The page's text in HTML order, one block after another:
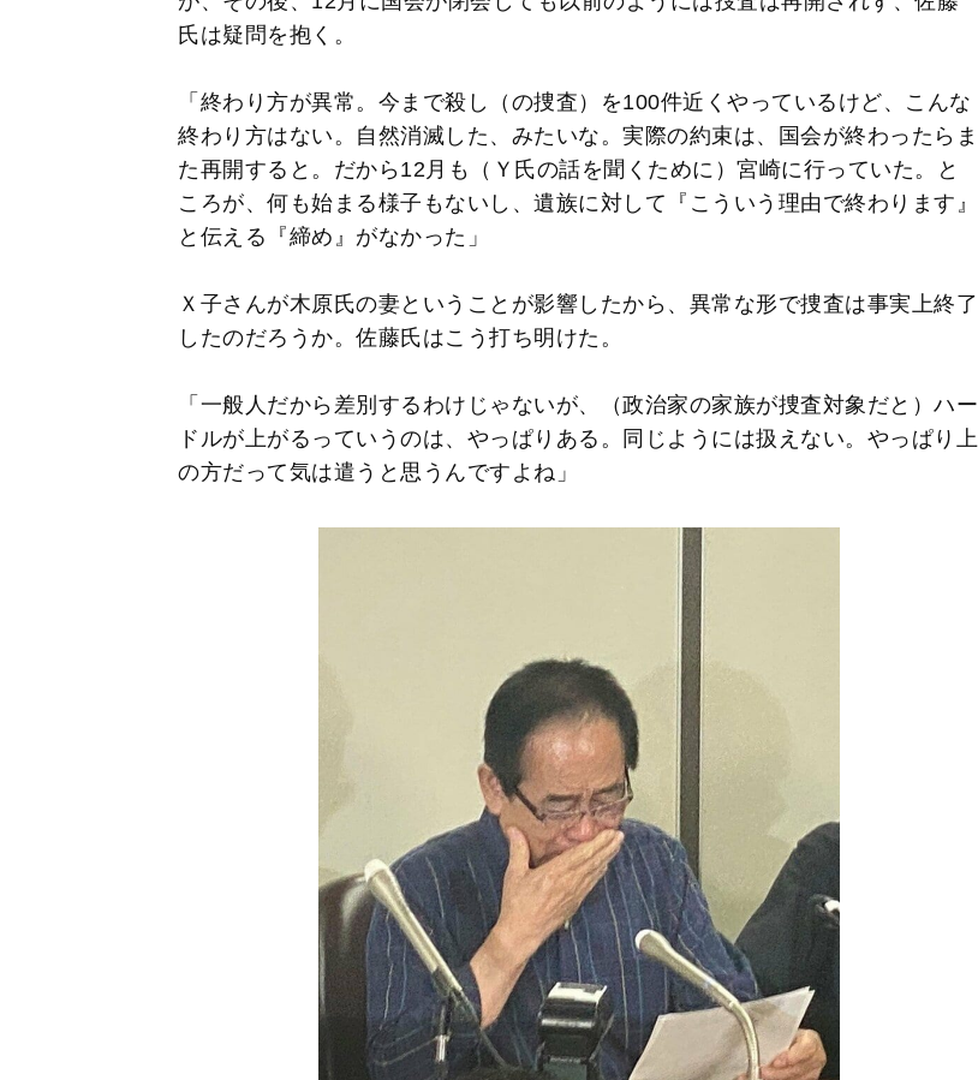
氏は疑問を抱く。
「終わり方が異常。今まで殺し（の捜査）を100件近くやっているけど、こんな
終わり方はない。自然消滅した、みたいな。実際の約束は、国会が終わったらま
た再開すると。だから12月も（Ｙ氏の話を聞くために）宮崎に行っていた。と
ころが、何も始まる様子もないし、遺族に対して『こういう理由で終わります』
と伝える『締め』がなかった」
Ｘ子さんが木原氏の妻ということが影響したから、異常な形で捜査は事実上終了
したのだろうか。佐藤氏はこう打ち明けた。
「一般人だから差別するわけじゃないが、（政治家の家族が捜査対象だと）ハー
ドルが上がるっていうのは、やっぱりある。同じようには扱えない。やっぱり上
の方だって気は遣うと思うんですよね」